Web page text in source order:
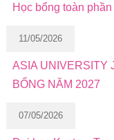
Học bổng toàn
11/05/2026
ASIA UNIVERSITY
BỔNG NĂM 2027
07/05/2026